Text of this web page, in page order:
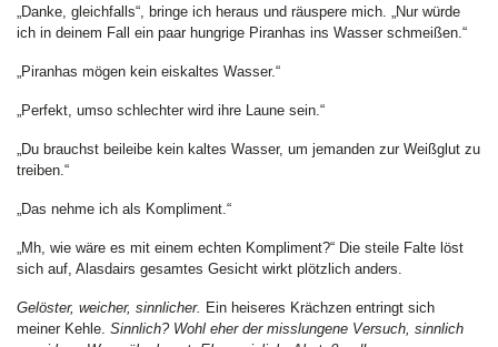
„Danke, gleichfalls“, bringe ich heraus und räuspere mich. „Nur würde
ich in deinem Fall ein paar hungrige Piranhas ins Wasser schmeißen.“
„Piranhas mögen kein eiskaltes Wasser.“
„Perfekt, umso schlechter wird ihre Laune sein.“
„Du brauchst beileibe kein kaltes Wasser, um jemanden zur Weißglut zu
treiben.“
„Das nehme ich als Kompliment.“
„Mh, wie wäre es mit einem echten Kompliment?“ Die steile Falte löst
sich auf, Alasdairs gesamtes Gesicht wirkt plötzlich anders.
Gelöster, weicher, sinnlicher. Ein heiseres Krächzen entringt sich
meiner Kehle. Sinnlich? Wohl eher der misslungene Versuch, sinnlich